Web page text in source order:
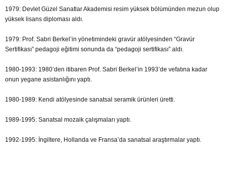
1979: Devlet Güzel Sanatlar Akademisi resim yüksek bölümünden mezun olup
yüksek lisans diploması aldı.
1979: Prof. Sabri Berkel’in yönetimindeki gravür atölyesinden “Gravür
Sertifikası” pedagoji eğitimi sonunda da “pedagoji sertifikası” aldı.
1980-1993: 1980’den itibaren Prof. Sabri Berkel’in 1993’de vefatına kadar
onun yegane asistanlığını yaptı.
1980-1989: Kendi atölyesinde sanatsal seramik ürünleri üretti.
1989-1995: Sanatsal mozaik çalışmaları yaptı.
1992-1995: İngiltere, Hollanda ve Fransa’da sanatsal araştırmalar yaptı.